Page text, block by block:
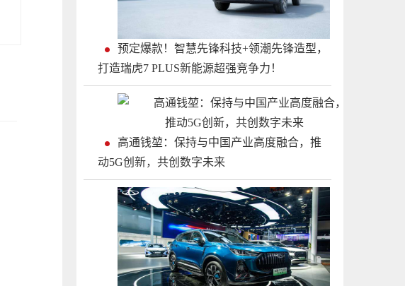
预定爆款！智慧先锋科技+领潮先锋造型，
打造瑞虎7 PLUS新能源超强竞争力！
高通钱堃：保持与中国产业高度融合，推
动5G创新，共创数字未来